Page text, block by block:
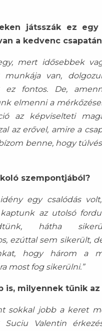
játsszák ez
a kedvenc
mert idősebbek
munkája van,
fontos. De,
elmenni a
az képviselteti
az erővel, amire a
benne, hogy
szempontjából?
egy csalódás
az utolsó
hátha
ezúttal sem sikerült,
hogy három a
most fog sikerülni.”
is, milyennek tűnik az
sokkal jobb a keret
Valentin